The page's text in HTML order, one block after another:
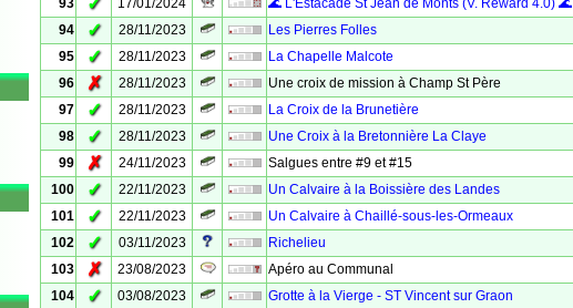
93
17/01/2024
🌊 L'Estacade St Jean de Monts (V. Reward 4.0) 🌊
94
✓ 28/11/2023
Les Pierres Folles
95
✓ 28/11/2023
La Chapelle Malcote
96
✗ 28/11/2023
Une croix de mission à Champ St Père
97
✓ 28/11/2023
La Croix de la Brunetière
98
✓ 28/11/2023
Une Croix à la Bretonnière La Claye
99
✗ 24/11/2023
Salgues entre #9 et #15
100
✓ 22/11/2023
Un Calvaire à la Boissière des Landes
101
✓ 22/11/2023
Un Calvaire à Chaillé-sous-les-Ormeaux
102
✓ 03/11/2023
Richelieu
103
✗ 23/08/2023
Apéro au Communal
104
✓ 03/08/2023
Grotte à la Vierge - ST Vincent sur Graon